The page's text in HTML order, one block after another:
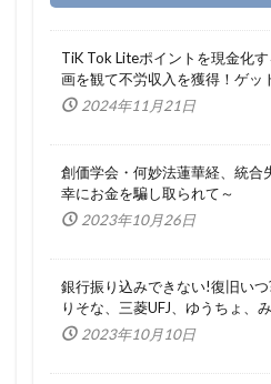
TiK Tok Liteポイントを現金化
画を観て不労収入を獲得！ゲッ
2024年11月21日
創価学会・何妙法蓮華経、統合
幸にお金を騙し取られて～
2023年10月26日
銀行振り込みできない!復旧い
りそな、三菱UFJ、ゆうちょ、
2023年10月10日